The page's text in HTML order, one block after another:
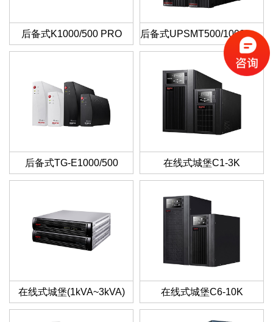
后备式K1000/500 PRO 后备式UPSMT500/1000 PRO
后备式TG-E1000/500 在线式城堡C1-3K
在线式城堡(1kVA~3kVA) 在线式城堡C6-10K